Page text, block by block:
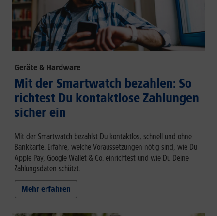
Geräte & Hardware
Mit der Smartwatch bezahlen: So
richtest Du kontaktlose Zahlungen
sicher ein
Mit der Smartwatch bezahlst Du kontaktlos, schnell und ohne
Bankkarte. Erfahre, welche Voraussetzungen nötig sind, wie Du
Apple Pay, Google Wallet & Co. einrichtest und wie Du Deine
Zahlungsdaten schützt.
Mehr erfahren